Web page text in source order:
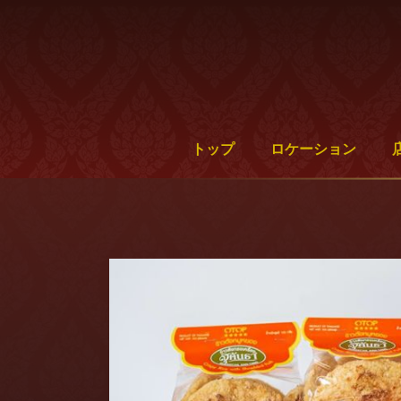
トップ ロケーション